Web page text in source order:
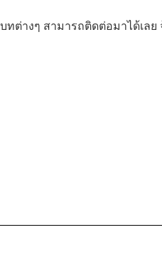
ต่างๆ สามารถติดต่อมาได้เลย